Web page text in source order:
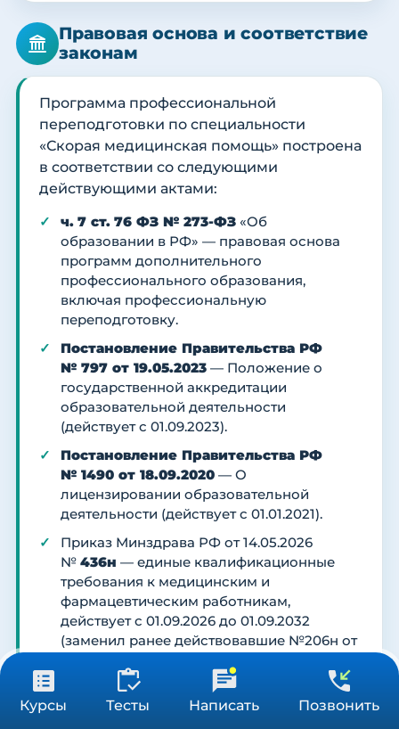
Курсы Тесты Написать Позвонить
Правовая основа и соответствие
законам
Программа профессиональной
переподготовки по специальности
«Скорая медицинская помощь» построена
в соответствии со следующими
действующими актами:
ч. 7 ст. 76 ФЗ № 273-ФЗ «Об
образовании в РФ» — правовая основа
программ дополнительного
профессионального образования,
включая профессиональную
переподготовку.
Постановление Правительства РФ
№ 797 от 19.05.2023 — Положение о
государственной аккредитации
образовательной деятельности
(действует с 01.09.2023).
Постановление Правительства РФ
№ 1490 от 18.09.2020 — О
лицензировании образовательной
деятельности (действует с 01.01.2021).
Приказ Минздрава РФ от 14.05.2026
№ 436н — единые квалификационные
требования к медицинским и
фармацевтическим работникам,
действует с 01.09.2026 до 01.09.2032
(заменил ранее действовавшие №206н от
Приказ Минздрава РФ от 28.10.2022
№
709н— Положение об аккредитации
31 900 ₽
576 ч Получить консультацию